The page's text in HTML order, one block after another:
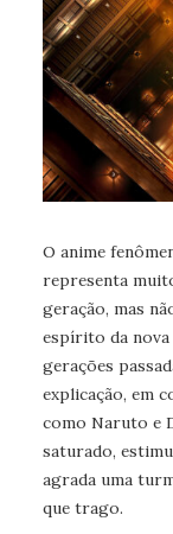
O anime
representa
geração, mas
espírito da nova
gerações
explicação, em
como Naruto e
saturado,
agrada uma
que trago.